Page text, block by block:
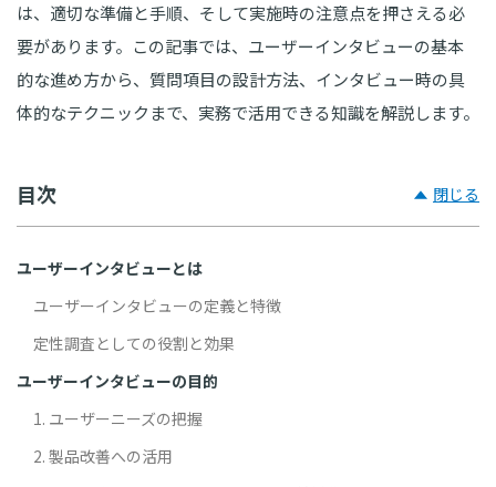
は、適切な準備と手順、そして実施時の注意点を押さえる必
要があります。この記事では、ユーザーインタビューの基本
的な進め方から、質問項目の設計方法、インタビュー時の具
体的なテクニックまで、実務で活用できる知識を解説します。
目次 閉じる
ユーザーインタビューとは
ユーザーインタビューの定義と特徴
定性調査としての役割と効果
ユーザーインタビューの目的
1. ユーザーニーズの把握
2. 製品改善への活用